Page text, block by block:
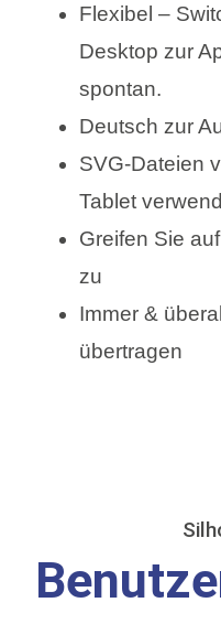
Flexibel –
Desktop zur
spontan.
Deutsch zur
SVG-Dateien
Tablet
Greifen Sie
zu
Immer &
übertragen